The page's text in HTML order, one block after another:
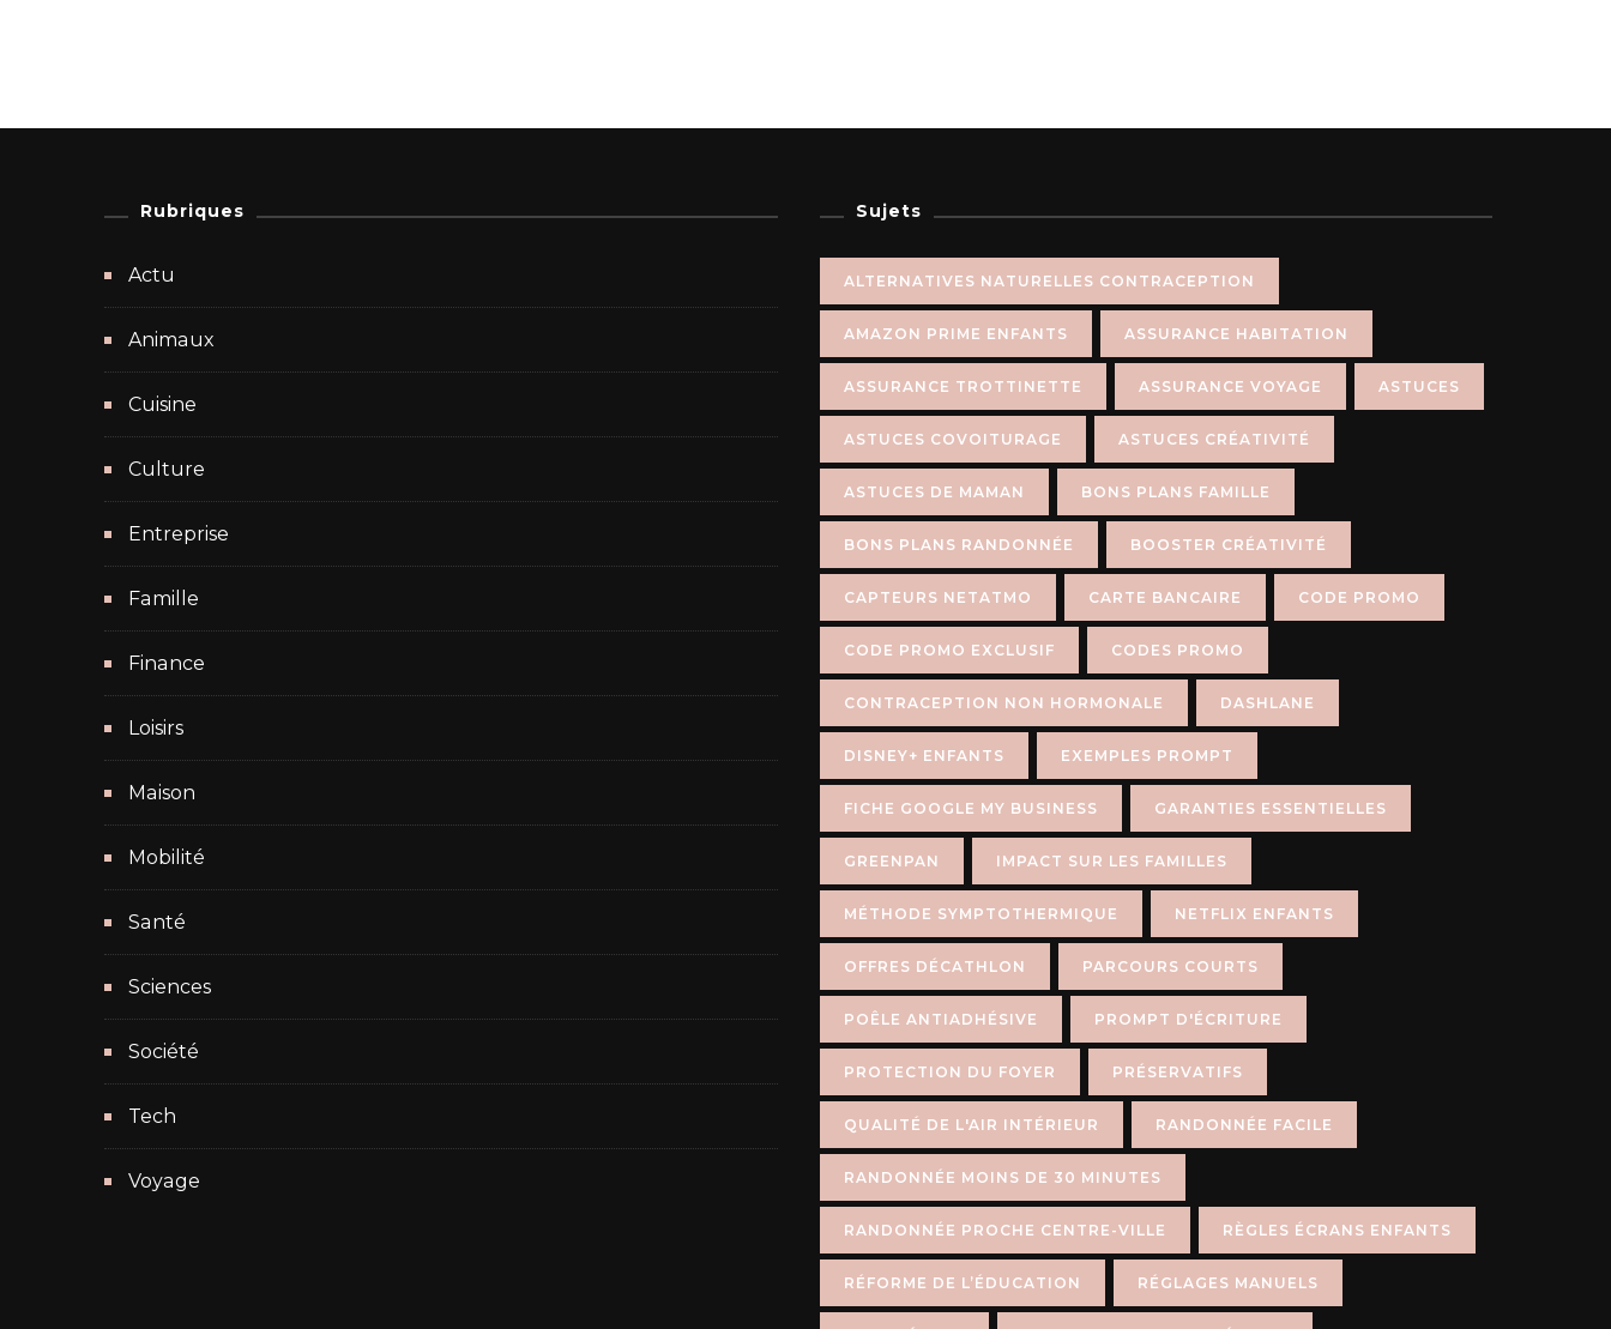
Rubriques
Actu
Animaux
Cuisine
Culture
Entreprise
Famille
Finance
Loisirs
Maison
Mobilité
Santé
Sciences
Société
Tech
Voyage
Sujets
ALTERNATIVES NATURELLES CONTRACEPTION
AMAZON PRIME ENFANTS ASSURANCE HABITATION
ASSURANCE TROTTINETTE ASSURANCE VOYAGE ASTUCES
ASTUCES COVOITURAGE ASTUCES CRÉATIVITÉ
ASTUCES DE MAMAN BONS PLANS FAMILLE
BONS PLANS RANDONNÉE BOOSTER CRÉATIVITÉ
CAPTEURS NETATMO CARTE BANCAIRE CODE PROMO
CODE PROMO EXCLUSIF CODES PROMO
CONTRACEPTION NON HORMONALE DASHLANE
DISNEY+ ENFANTS EXEMPLES PROMPT
FICHE GOOGLE MY BUSINESS GARANTIES ESSENTIELLES
GREENPAN IMPACT SUR LES FAMILLES
MÉTHODE SYMPTOTHERMIQUE NETFLIX ENFANTS
OFFRES DÉCATHLON PARCOURS COURTS
POÊLE ANTIADHÉSIVE PROMPT D'ÉCRITURE
PROTECTION DU FOYER PRÉSERVATIFS
QUALITÉ DE L'AIR INTÉRIEUR RANDONNÉE FACILE
RANDONNÉE MOINS DE 30 MINUTES
RANDONNÉE PROCHE CENTRE-VILLE RÈGLES ÉCRANS ENFANTS
RÉFORME DE L’ÉDUCATION RÉGLAGES MANUELS